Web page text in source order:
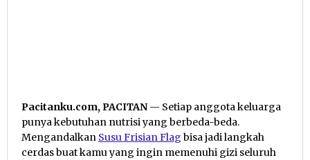
Pacitanku.com, PACITAN — Setiap anggota keluarga
punya kebutuhan nutrisi yang berbeda-beda.
Mengandalkan Susu Frisian Flag bisa jadi langkah
cerdas buat kamu yang ingin memenuhi gizi seluruh